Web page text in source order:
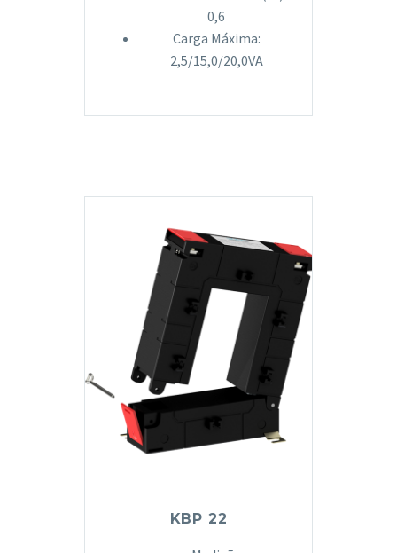
0,6
Carga Máxima:
2,5/15,0/20,0VA
KBP 22